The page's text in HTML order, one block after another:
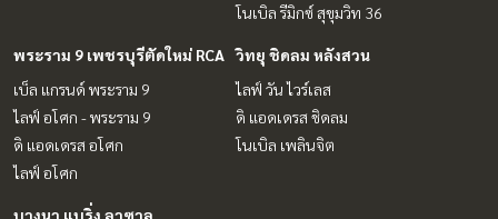
โนเบิล รีมิกซ์ สุขุมวิท 36
พระราม 9 เพชรบุรีตัดใหม่ RCA
เบ็ล แกรนด์ พระราม 9
ไลฟ์ อโศก - พระราม 9
ดิ แอดเดรส อโศก
ไลฟ์ อโศก
วิทยุ ชิดลม หลังสวน
ไลฟ์ วัน ไวร์เลส
ดิ แอดเดรส ชิดลม
โนเบิล เพลินจิต
บางนา แบริ่ง ลาซาล